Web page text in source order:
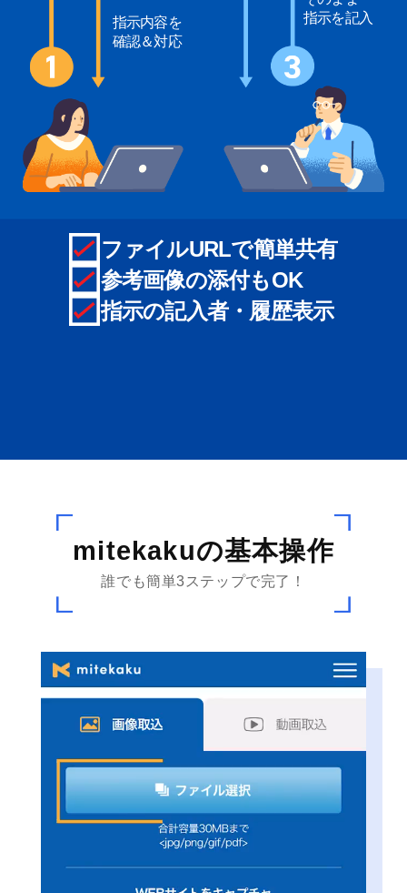
指示内容を
確認＆対応
指示を記入
ファイルURLで簡単共有
参考画像の添付もOK
指示の記入者・履歴表示
mitekakuの基本操作
誰でも簡単3ステップで完了！